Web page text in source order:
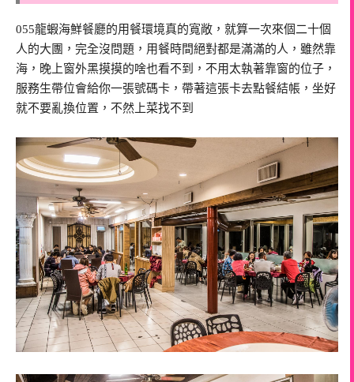
055龍蝦海鮮餐廳的用餐環境真的寬敞，就算一次來個二十個
人的大團，完全沒問題，用餐時間絕對都是滿滿的人，雖然靠
海，晚上窗外黑摸摸的啥也看不到，不用太執著靠窗的位子，
服務生帶位會給你一張號碼卡，帶著這張卡去點餐結帳，坐好
就不要亂換位置，不然上菜找不到